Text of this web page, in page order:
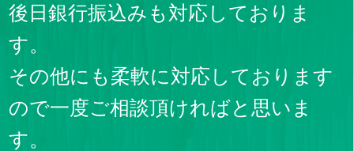
後日銀行振込みも対応しておりま
す。
その他にも柔軟に対応しております
ので一度ご相談頂ければと思いま
す。